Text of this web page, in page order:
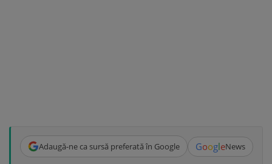
Adaugă-ne ca sursă preferată în Google GoogleNews